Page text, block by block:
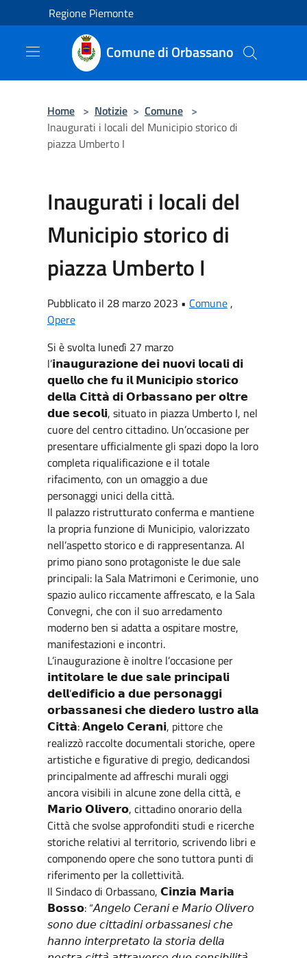
Salta al contenuto principale
Regione Piemonte
Comune di Orbassano
Home > Notizie > Comune >
Inaugurati i locali del Municipio storico di
piazza Umberto I
Inaugurati i locali del
Municipio storico di
piazza Umberto I
Pubblicato il 28 marzo 2023 • Comune,
Opere
Si è svolta lunedì 27 marzo
l’𝗶𝗻𝗮𝘂𝗴𝘂𝗿𝗮𝘇𝗶𝗼𝗻𝗲 𝗱𝗲𝗶 𝗻𝘂𝗼𝘃𝗶 𝗹𝗼𝗰𝗮𝗹𝗶 𝗱𝗶
𝗾𝘂𝗲𝗹𝗹𝗼 𝗰𝗵𝗲 𝗳𝘂 𝗶𝗹 𝗠𝘂𝗻𝗶𝗰𝗶𝗽𝗶𝗼 𝘀𝘁𝗼𝗿𝗶𝗰𝗼
𝗱𝗲𝗹𝗹𝗮 𝗖𝗶𝘁𝘁𝗮̀ 𝗱𝗶 𝗢𝗿𝗯𝗮𝘀𝘀𝗮𝗻𝗼 𝗽𝗲𝗿 𝗼𝗹𝘁𝗿𝗲
𝗱𝘂𝗲 𝘀𝗲𝗰𝗼𝗹𝗶, situato in piazza Umberto I, nel
cuore del centro cittadino. Un’occasione per
presentare ufficialmente gli spazi dopo la loro
completa riqualificazione e il totale
rifacimento, con un omaggio a due
personaggi unici della città.
Il palazzo ristrutturato conferma e mantiene
la propria funzione di Municipio, valorizzato
nell’aspetto storico e di rappresentanza. Al
primo piano sono protagoniste le due sale
principali: la Sala Matrimoni e Cerimonie, uno
spazio aulico riccamente affrescato, e la Sala
Convegni, che con il suo arredamento
moderno ben si adatta a ospitare mostre,
manifestazioni e incontri.
L’inaugurazione è inoltre l’occasione per
𝗶𝗻𝘁𝗶𝘁𝗼𝗹𝗮𝗿𝗲 𝗹𝗲 𝗱𝘂𝗲 𝘀𝗮𝗹𝗲 𝗽𝗿𝗶𝗻𝗰𝗶𝗽𝗮𝗹𝗶
𝗱𝗲𝗹𝗹’𝗲𝗱𝗶𝗳𝗶𝗰𝗶𝗼 𝗮 𝗱𝘂𝗲 𝗽𝗲𝗿𝘀𝗼𝗻𝗮𝗴𝗴𝗶
𝗼𝗿𝗯𝗮𝘀𝘀𝗮𝗻𝗲𝘀𝗶 𝗰𝗵𝗲 𝗱𝗶𝗲𝗱𝗲𝗿𝗼 𝗹𝘂𝘀𝘁𝗿𝗼 𝗮𝗹𝗹𝗮
𝗖𝗶𝘁𝘁𝗮̀: 𝗔𝗻𝗴𝗲𝗹𝗼 𝗖𝗲𝗿𝗮𝗻𝗶, pittore che
realizzò raccolte documentali storiche, opere
artistiche e figurative di pregio, dedicandosi
principalmente ad affreschi murali oggi
ancora visibili in alcune zone della città, e
𝗠𝗮𝗿𝗶𝗼 𝗢𝗹𝗶𝘃𝗲𝗿𝗼, cittadino onorario della
Città che svolse approfonditi studi e ricerche
storiche relativi al territorio, scrivendo libri e
componendo opere che sono tuttora punti di
riferimento per la collettività.
Il Sindaco di Orbassano, 𝗖𝗶𝗻𝘇𝗶𝗮 𝗠𝗮𝗿𝗶𝗮
𝗕𝗼𝘀𝘀𝗼: “𝘈𝘯𝘨𝘦𝘭𝘰 𝘊𝘦𝘳𝘢𝘯𝘪 𝘦 𝘔𝘢𝘳𝘪𝘰 𝘖𝘭𝘪𝘷𝘦𝘳𝘰
𝘴𝘰𝘯𝘰 𝘥𝘶𝘦 𝘤𝘪𝘵𝘵𝘢𝘥𝘪𝘯𝘪 𝘰𝘳𝘣𝘢𝘴𝘴𝘢𝘯𝘦𝘴𝘪 𝘤𝘩𝘦
𝘩𝘢𝘯𝘯𝘰 𝘪𝘯𝘵𝘦𝘳𝘱𝘳𝘦𝘵𝘢𝘵𝘰 𝘭𝘢 𝘴𝘵𝘰𝘳𝘪𝘢 𝘥𝘦𝘭𝘭𝘢